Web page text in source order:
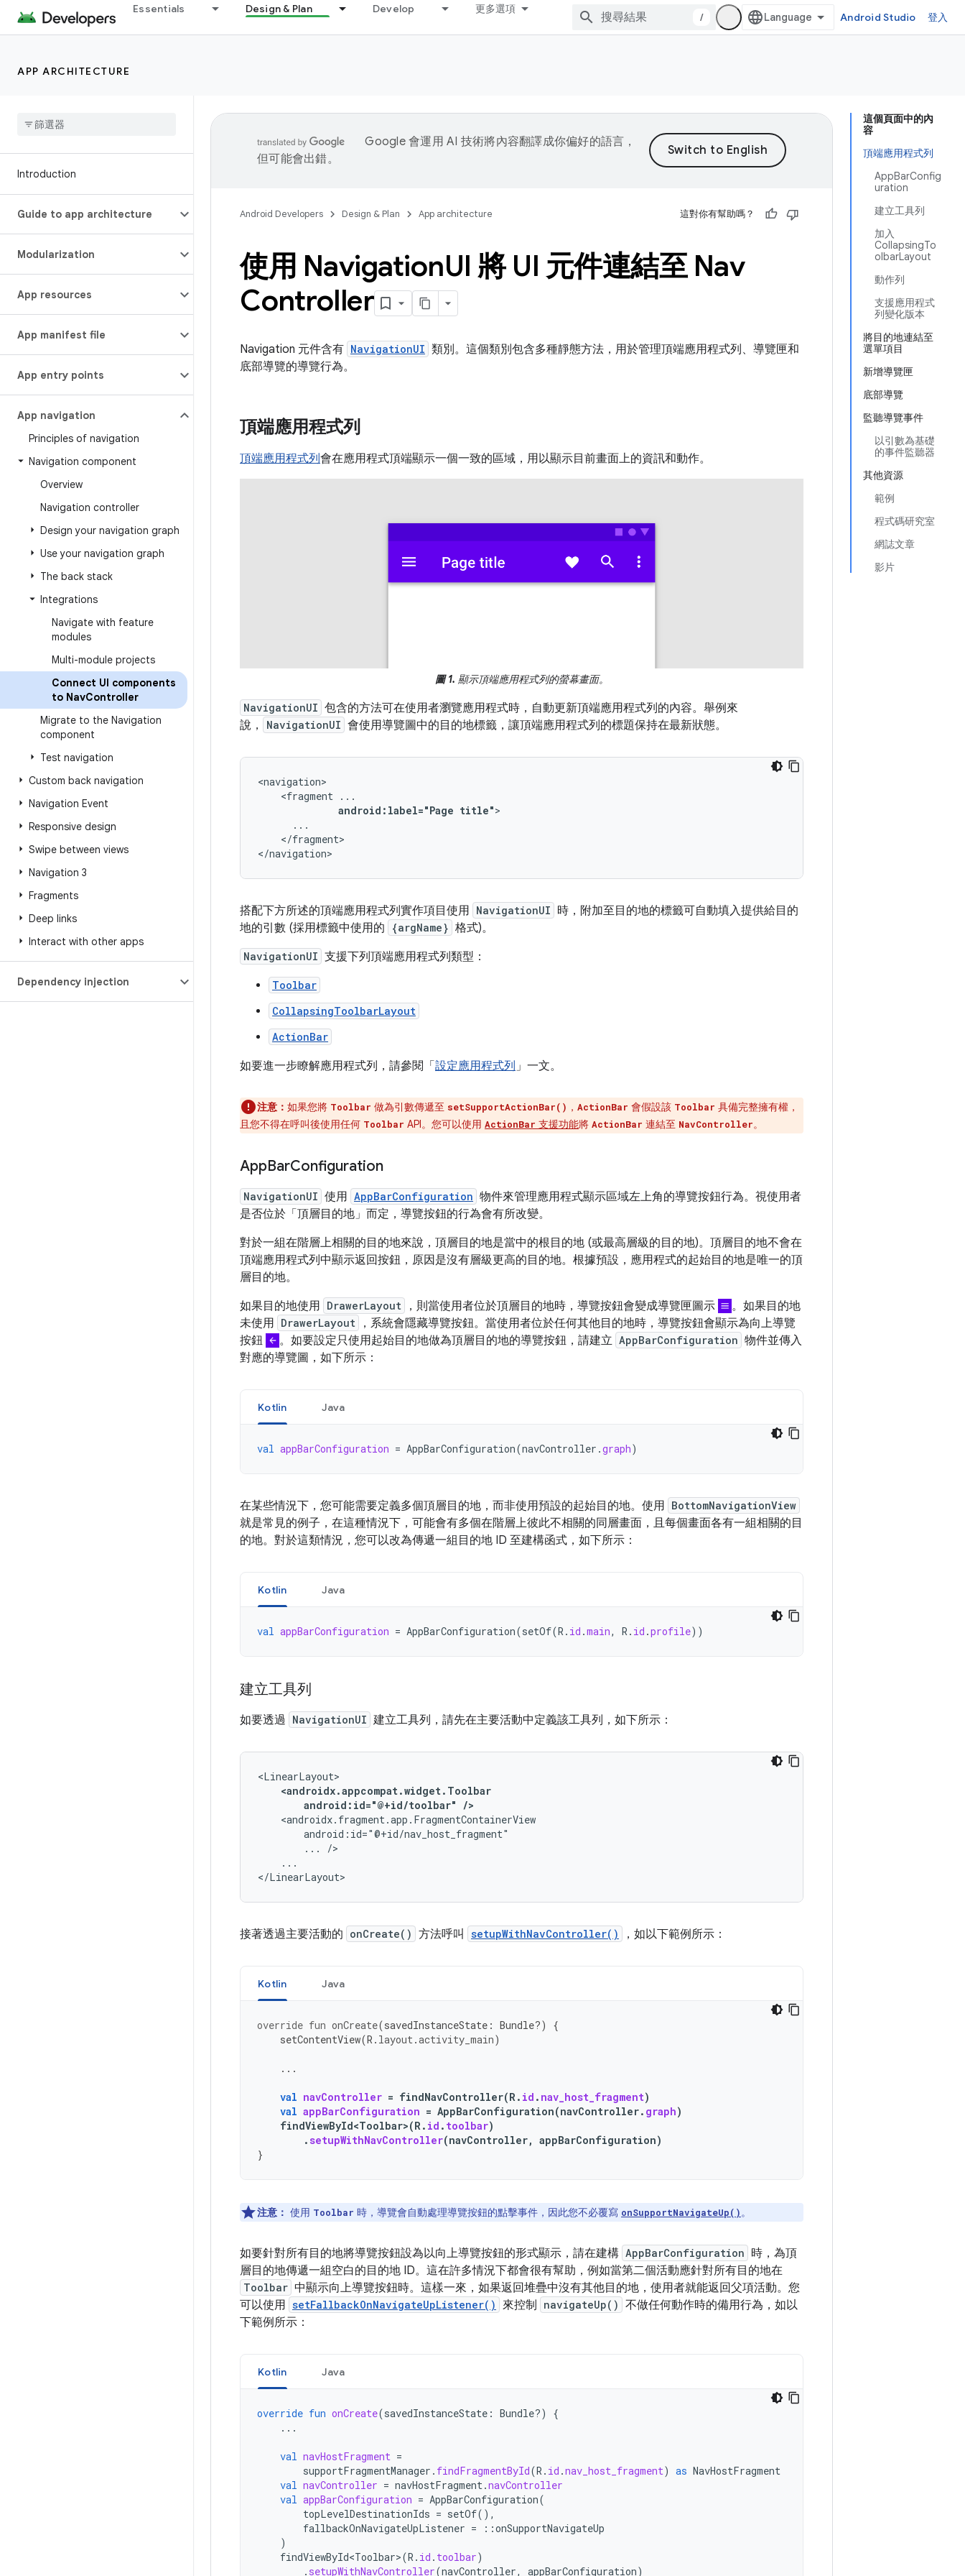
Essentials Design & Plan Develop 更多選項
/ Android Studio 登入
APP ARCHITECTURE
Introduction
Guide to app architecture
Modularization
App resources
App manifest file
App entry points
App navigation
Principles of navigation
Navigation component
Overview
Navigation controller
Design your navigation graph
Use your navigation graph
The back stack
Integrations
Navigate with feature
modules
Multi-module projects
Connect UI components
to NavController
Migrate to the Navigation
component
Test navigation
Custom back navigation
Navigation Event
Responsive design
Swipe between views
Navigation 3
Fragments
Deep links
Interact with other apps
Dependency injection
這個頁面中的內
容
頂端應用程式列
AppBarConfig
uration
建立工具列
加入
CollapsingTo
olbarLayout
動作列
支援應用程式
列變化版本
將目的地連結至
選單項目
新增導覽匣
底部導覽
監聽導覽事件
以引數為基礎
的事件監聽器
其他資源
範例
程式碼研究室
網誌文章
影片
Google 會運用 AI 技術將內容翻譯成你偏好的語言，
但可能會出錯。
Android Developers Design & Plan App architecture 這對你有幫助嗎？
使用 NavigationUI 將 UI 元件連結至 Nav
Controller
Navigation 元件含有 NavigationUI 類別。這個類別包含多種靜態方法，用於管理頂端應用程式列、導覽匣和
底部導覽的導覽行為。
頂端應用程式列
頂端應用程式列會在應用程式頂端顯示一個一致的區域，用以顯示目前畫面上的資訊和動作。
圖 1. 顯示頂端應用程式列的螢幕畫面。
NavigationUI 包含的方法可在使用者瀏覽應用程式時，自動更新頂端應用程式列的內容。舉例來
說，
NavigationUI 會使用導覽圖中的目的地標籤，讓頂端應用程式列的標題保持在最新狀態。
<fragment
android:label="Page title"
</fragment>
</navigation>
搭配下方所述的頂端應用程式列實作項目使用 NavigationUI 時，附加至目的地的標籤可自動填入提供給目的
地的引數 (採用標籤中使用的
{argName} 格式)。
NavigationUI 支援下列頂端應用程式列類型：
Toolbar
CollapsingToolbarLayout
ActionBar
如要進一步瞭解應用程式列，請參閱「 設定應用程式列 」一文。
注意： 如果您將 Toolbar 做為引數傳遞至 setSupportActionBar() ， ActionBar 會假設該 Toolbar 具備完整擁有權，
且您不得在呼叫後使用任何 Toolbar API。您可以使用 ActionBar 支援功能將 ActionBar 連結至 NavController。
AppBarConfiguration
NavigationUI 使用 AppBarConfiguration 物件來管理應用程式顯示區域左上角的導覽按鈕行為。視使用者
是否位於「頂層目的地」 而定，導覽按鈕的行為會有所改變。
對於一組在階層上相關的目的地來說，頂層目的地是當中的根目的地 (或最高層級的目的地)。頂層目的地不會在
頂端應用程式列中顯示返回按鈕，原因是沒有層級更高的目的地。根據預設，應用程式的起始目的地是唯一的頂
層目的地。
如果目的地使用 DrawerLayout ，則當使用者位於頂層目的地時，導覽按鈕會變成導覽匣圖示
。如果目的地
未使用 DrawerLayout
，系統會隱藏導覽按鈕。當使用者位於任何其他目的地時，導覽按鈕會顯示為向上導覽
按鈕
。如要設定只使用起始目的地做為頂層目的地的導覽按鈕，請建立 AppBarConfiguration 物件並傳入
對應的導覽圖，如下所示：
Kotlin Java
val appBarConfiguration = AppBarConfiguration(navController .graph)
在某些情況下，您可能需要定義多個頂層目的地，而非使用預設的起始目的地。使用 BottomNavigationView
就是常見的例子，在這種情況下，可能會有多個在階層上彼此不相關的同層畫面，且每個畫面各有一組相關的目
的地。對於這類情況，您可以改為傳遞一組目的地 ID 至建構函式，如下所示：
Kotlin Java
val appBarConfiguration = AppBarConfiguration(setOf(R . id .main, R . id .profile))
建立工具列
如要透過 NavigationUI 建立工具列，請先在主要活動中定義該工具列，如下所示：
android:id="@+id/toolbar" />
...
...
</LinearLayout>
接著透過主要活動的 onCreate() 方法呼叫 setupWithNavController() ，如以下範例所示：
Kotlin Java
override fun onCreate(savedInstanceState : Bundle?)
{
setContentView(R . layout.activity_main)
...
val navController = findNavController(R. id . nav_host_fragment)
val appBarConfiguration = AppBarConfiguration(navController. graph)
findViewById<Toolbar>(R. id . toolbar)
.setupWithNavController(navController, appBarConfiguration)
}
注意： 使用 Toolbar 時，導覽會自動處理導覽按鈕的點擊事件，因此您不必覆寫 onSupportNavigateUp()。
如要針對所有目的地將導覽按鈕設為以向上導覽按鈕的形式顯示，請在建構 AppBarConfiguration 時，為頂
層目的地傳遞一組空白的目的地 ID。這在許多情況下都會很有幫助，例如當第二個活動應針對所有目的地在
Toolbar 中顯示向上導覽按鈕時。這樣一來，如果返回堆疊中沒有其他目的地，使用者就能返回父項活動。您
可以使用 setFallbackOnNavigateUpListener() 來控制 navigateUp() 不做任何動作時的備用行為，如以
下範例所示：
Kotlin Java
override fun onCreate(savedInstanceState : Bundle?)
{
...
val navHostFragment =
supportFragmentManager . findFragmentById(R . id .nav_host_fragment) as NavHostFragment
val navController = navHostFragment.navController
val appBarConfiguration = AppBarConfiguration(
topLevelDestinationIds = setOf(),
fallbackOnNavigateUpListener = ::onSupportNavigateUp
)
findViewById<Toolbar>(R . id . toolbar)
. setupWithNavController(navController, appBarConfiguration)